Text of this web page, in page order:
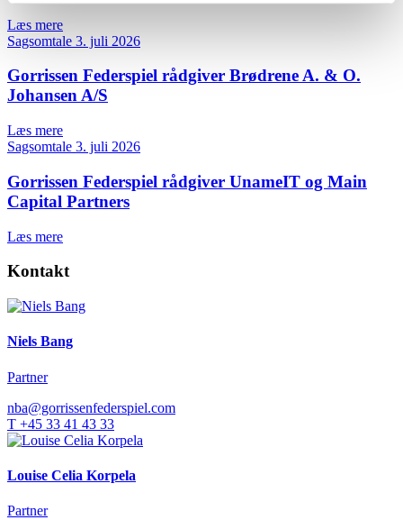
Læs mere
Sagsomtale 3. juli 2026
Gorrissen Federspiel rådgiver Brødrene A. & O.
Johansen A/S
Læs mere
Sagsomtale 3. juli 2026
Gorrissen Federspiel rådgiver UnameIT og Main
Capital Partners
Læs mere
Kontakt
Niels Bang
Partner
nba@gorrissenfederspiel.com
T +45 33 41 43 33
Louise Celia Korpela
Partner